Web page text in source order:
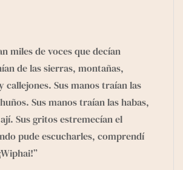
miles de voces que decían
de las sierras, montañas,
callejones. Sus manos traían las
Sus manos traían las habas,
Sus gritos estremecían el
pude escucharles, comprendí